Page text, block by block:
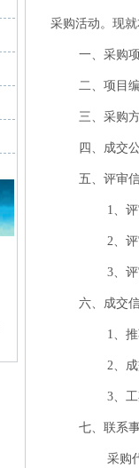
采购活动。现
一、采购
二、项目
三、采购
四、成交
五、评审
1、
2、
3、
六、成交
1、
2、
3、
七、联系
采购